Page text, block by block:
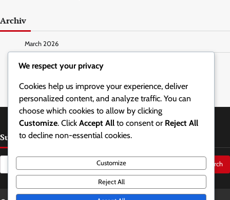
Archiv
March 2026
February 2026
Suche
Search
for:
We respect your privacy
Cookies help us improve your experience, deliver
personalized content, and analyze traffic. You can
choose which cookies to allow by clicking
Customize. Click Accept All to consent or Reject All
to decline non-essential cookies.
Customize
Reject All